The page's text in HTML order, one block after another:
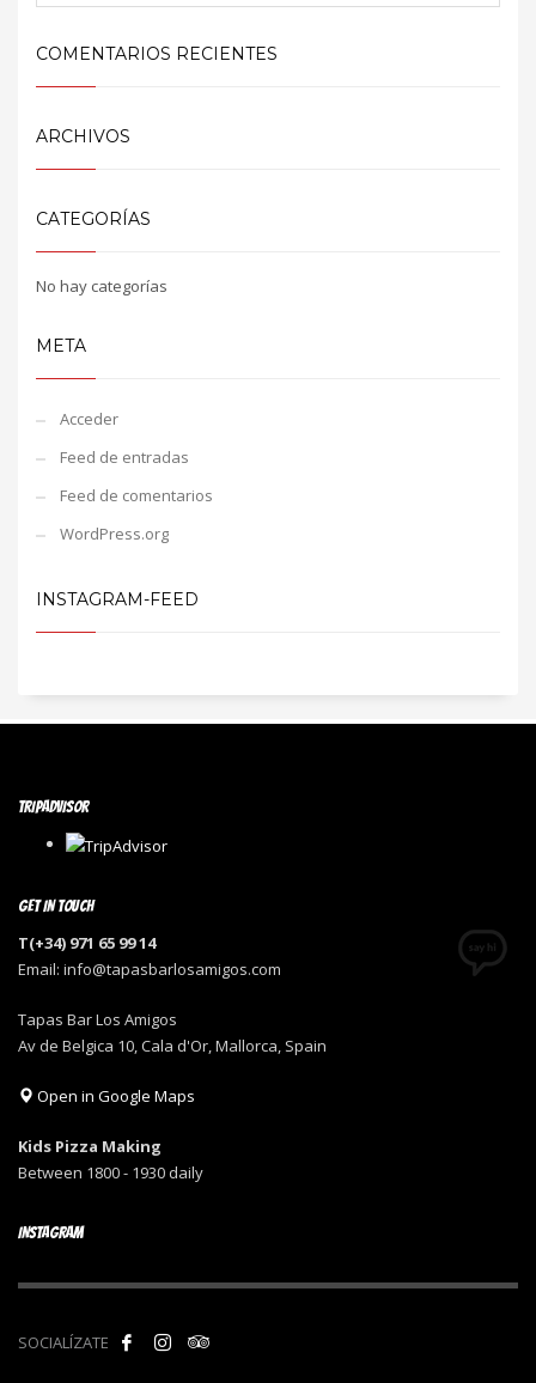
COMENTARIOS RECIENTES
ARCHIVOS
CATEGORÍAS
No hay categorías
META
Acceder
Feed de entradas
Feed de comentarios
WordPress.org
INSTAGRAM-FEED
TRIPADVISOR
GET IN TOUCH
T(+34) 971 65 99 14
Email: info@tapasbarlosamigos.com
Tapas Bar Los Amigos
Av de Belgica 10, Cala d'Or, Mallorca, Spain
Open in Google Maps
Kids Pizza Making
Between 1800 - 1930 daily
INSTAGRAM
SOCIALÍZATE